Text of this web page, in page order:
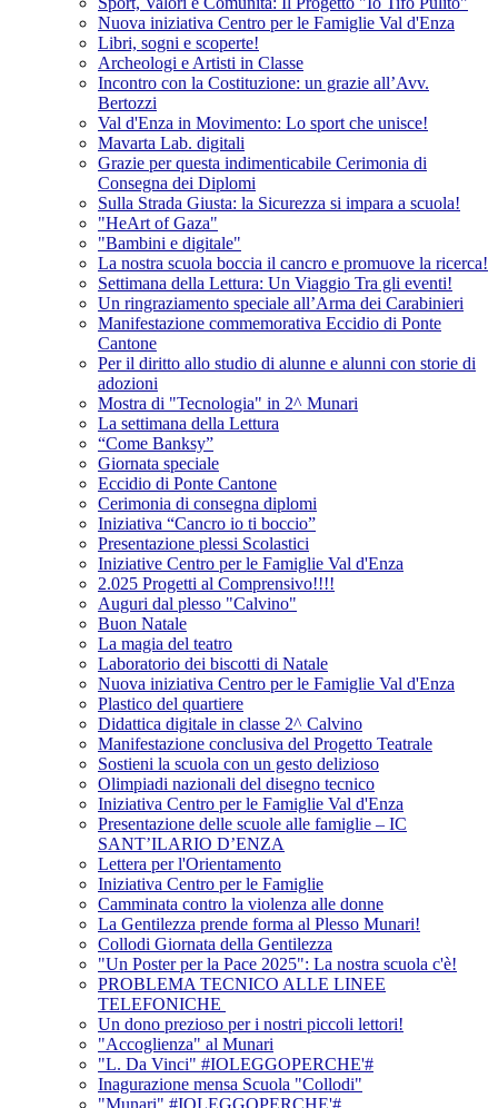
Nuova iniziativa Centro per le Famiglie Val d'Enza
Libri, sogni e scoperte!
Archeologi e Artisti in Classe
Incontro con la Costituzione: un grazie all’Avv.
Bertozzi
Val d'Enza in Movimento: Lo sport che unisce!
Mavarta Lab. digitali
Grazie per questa indimenticabile Cerimonia di
Consegna dei Diplomi
Sulla Strada Giusta: la Sicurezza si impara a scuola!
"HeArt of Gaza"
"Bambini e digitale"
La nostra scuola boccia il cancro e promuove la ricerca!
Settimana della Lettura: Un Viaggio Tra gli eventi!
Un ringraziamento speciale all’Arma dei Carabinieri
Manifestazione commemorativa Eccidio di Ponte
Cantone
Per il diritto allo studio di alunne e alunni con storie di
adozioni
Mostra di "Tecnologia" in 2^ Munari
La settimana della Lettura
“Come Banksy”
Giornata speciale
Eccidio di Ponte Cantone
Cerimonia di consegna diplomi
Iniziativa “Cancro io ti boccio”
Presentazione plessi Scolastici
Iniziative Centro per le Famiglie Val d'Enza
2.025 Progetti al Comprensivo!!!!
Auguri dal plesso "Calvino"
Buon Natale
La magia del teatro
Laboratorio dei biscotti di Natale
Nuova iniziativa Centro per le Famiglie Val d'Enza
Plastico del quartiere
Didattica digitale in classe 2^ Calvino
Manifestazione conclusiva del Progetto Teatrale
Sostieni la scuola con un gesto delizioso
Olimpiadi nazionali del disegno tecnico
Iniziativa Centro per le Famiglie Val d'Enza
Presentazione delle scuole alle famiglie – IC
SANT’ILARIO D’ENZA
Lettera per l'Orientamento
Iniziativa Centro per le Famiglie
Camminata contro la violenza alle donne
La Gentilezza prende forma al Plesso Munari!
Collodi Giornata della Gentilezza
"Un Poster per la Pace 2025": La nostra scuola c'è!
PROBLEMA TECNICO ALLE LINEE
TELEFONICHE
Un dono prezioso per i nostri piccoli lettori!
"Accoglienza" al Munari
"L. Da Vinci" #IOLEGGOPERCHE'#
Inagurazione mensa Scuola "Collodi"